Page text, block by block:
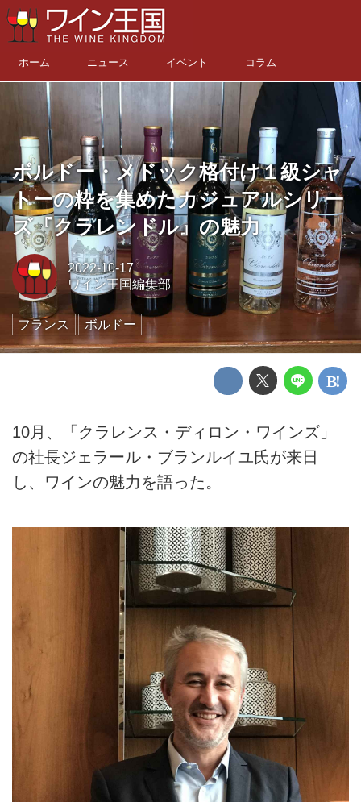
ホーム ニュース イベント コラム
ボルドー・メドック格付け１級シャ
トーの粋を集めたカジュアルシリー
ズ『クラレンドル』の魅力
2022-10-17
ワイン王国編集部
フランス ボルドー
10月、「クラレンス・ディロン・ワインズ」
の社長ジェラール・ブランルイユ氏が来日
し、ワインの魅力を語った。